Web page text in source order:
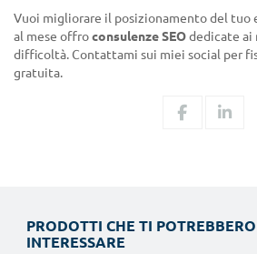
Vuoi migliorare il posizionamento del tuo
al mese offroconsulenze SEOdedicate ai
difficoltà. Contattami sui miei social per
gratuita.
PRODOTTI CHE TI POTREBBERO
INTERESSARE